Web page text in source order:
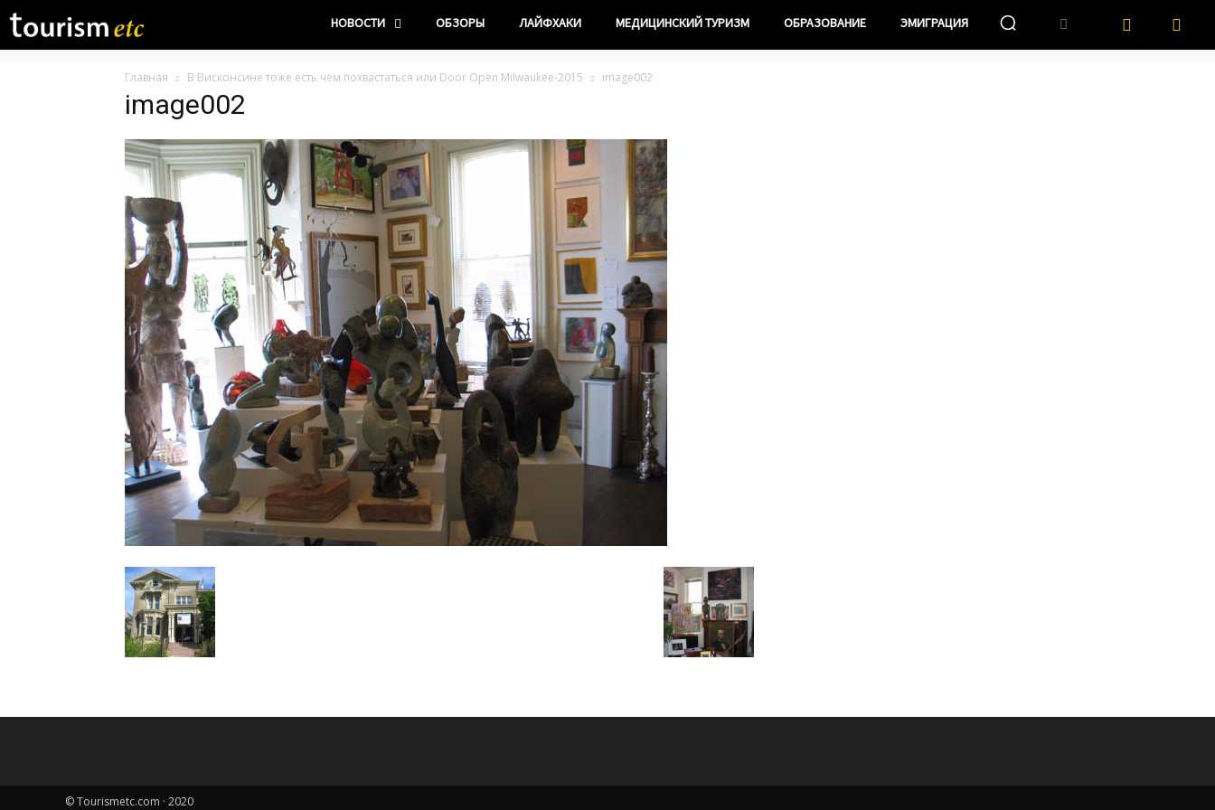
НОВОСТИ ОБЗОРЫ ЛАЙФХАКИ МЕДИЦИНСКИЙ ТУРИЗМ ОБРАЗОВАНИЕ ЭМИГРАЦИЯ
Главная В Висконсине тоже есть чем похвастаться или Door Open Milwaukee-2015 image002
image002
© Tourismetc.com · 2020